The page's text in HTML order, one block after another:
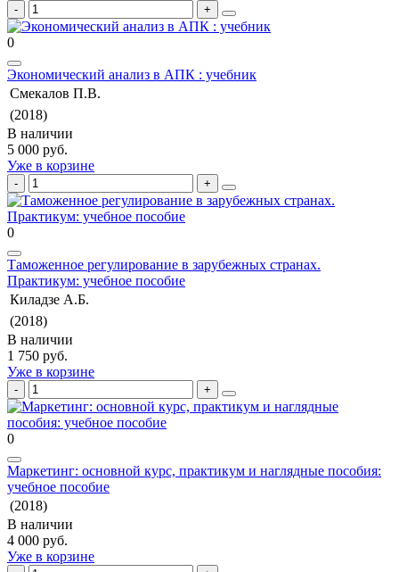
0
Экономический анализ в АПК : учебник
Смекалов П.В.
(2018)
В наличии
5 000 руб.
Уже в корзине
0
Таможенное регулирование в зарубежных странах.
Практикум: учебное пособие
Киладзе А.Б.
(2018)
В наличии
1 750 руб.
Уже в корзине
0
Маркетинг: основной курс, практикум и наглядные пособия:
учебное пособие
(2018)
В наличии
4 000 руб.
Уже в корзине